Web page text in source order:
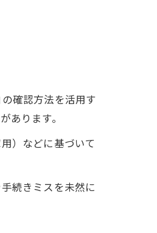
確認方法を活用す
あります。
）などに基づいて
続きミスを未然に